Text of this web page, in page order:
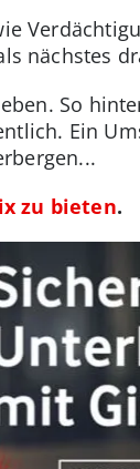
nächstes
So
Ein
zu bieten.